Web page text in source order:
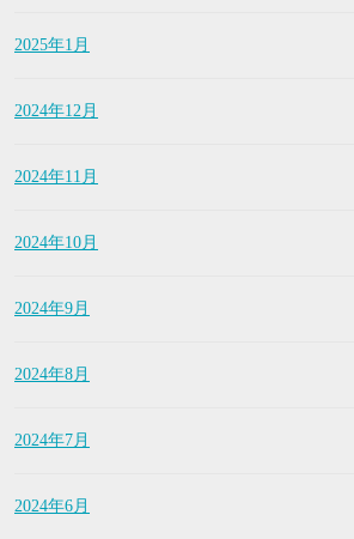
2025年1月
2024年12月
2024年11月
2024年10月
2024年9月
2024年8月
2024年7月
2024年6月